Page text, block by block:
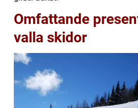
Omfattande
valla skidor